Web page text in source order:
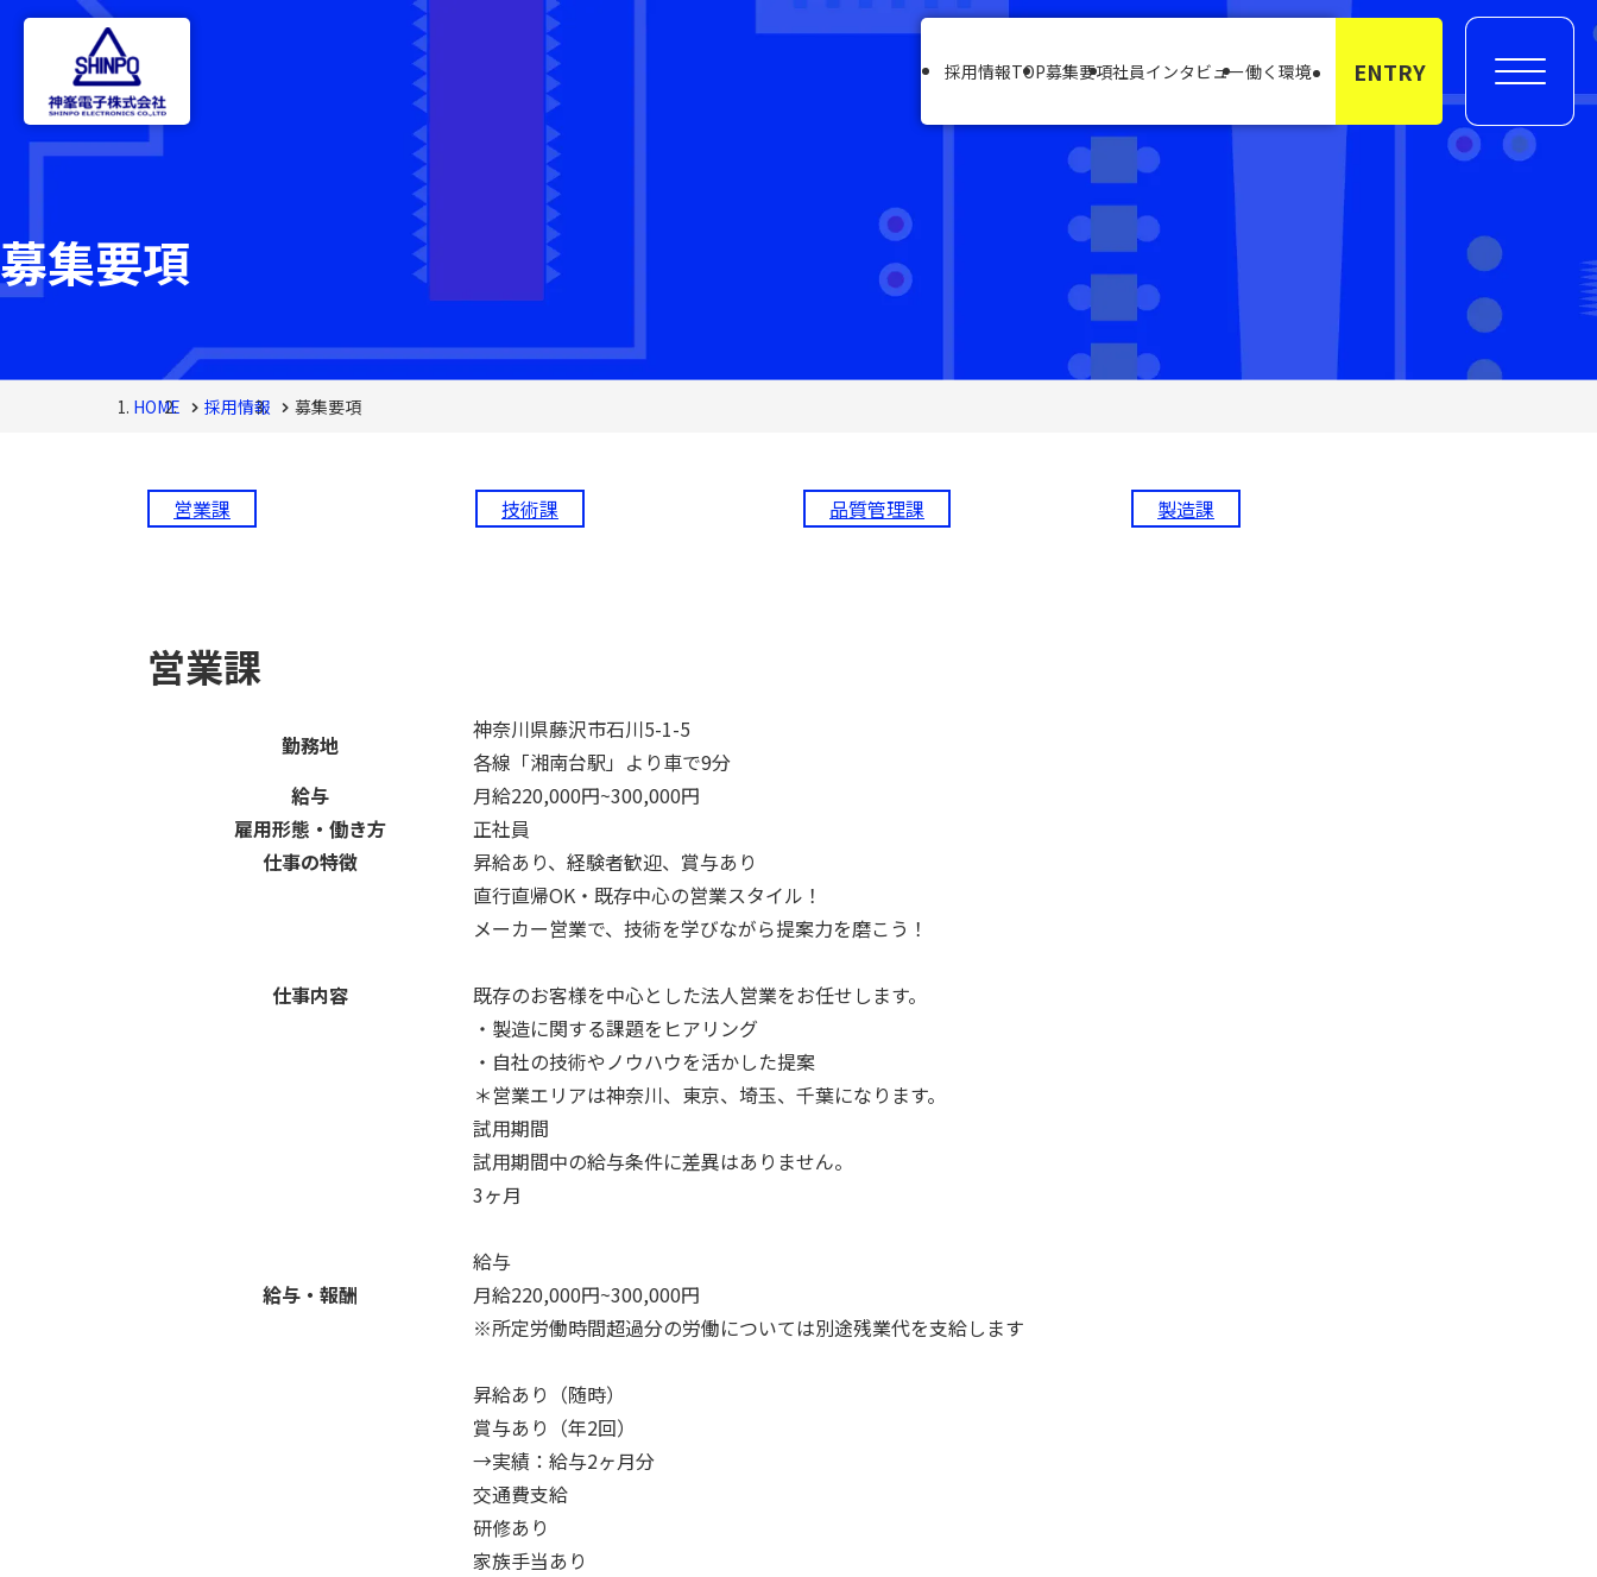
採用情報TOP募集要項社員インタビュー働く環境 ENTRY
募集要項
HOME 採用情報 募集要項
営業課 技術課 品質管理課 製造課
営業課
勤務地
神奈川県藤沢市石川5-1-5
各線「湘南台駅」より車で9分
給与
月給220,000円~300,000円
雇用形態・働き方
正社員
仕事の特徴
昇給あり、経験者歓迎、賞与あり
仕事内容
直行直帰OK・既存中心の営業スタイル！
メーカー営業で、技術を学びながら提案力を磨こう！
既存のお客様を中心とした法人営業をお任せします。
・製造に関する課題をヒアリング
・自社の技術やノウハウを活かした提案
＊営業エリアは神奈川、東京、埼玉、千葉になります。
給与・報酬
試用期間
試用期間中の給与条件に差異はありません。
3ヶ月
給与
月給220,000円~300,000円
※所定労働時間超過分の労働については別途残業代を支給します
昇給あり（随時）
賞与あり（年2回）
→実績：給与2ヶ月分
交通費支給
研修あり
家族手当あり